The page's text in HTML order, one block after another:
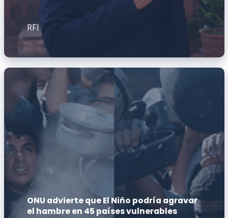
RFI
ONU advierte que El Niño podría agravar
el hambre en 45 países vulnerables